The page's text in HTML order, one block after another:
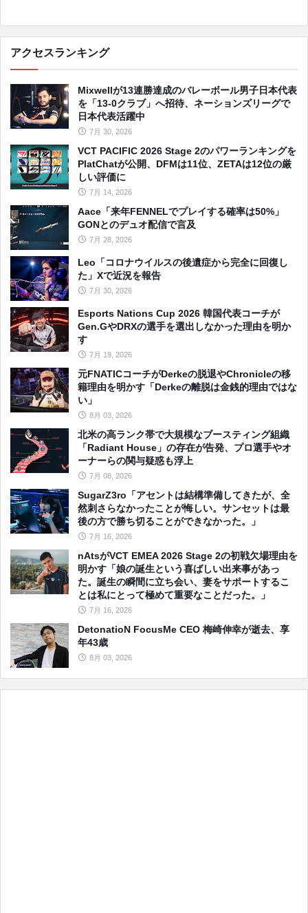
アクセスランキング
Mixwellが13連勝達成のバレーボール男子日本代表
を「13-0クラブ」へ招待、ネーションズリーグで
日本代表活躍中
7月 30, 2026
VCT PACIFIC 2026 Stage 2のパワーランキングを
PlatChatが公開、DFMは11位、ZETAは12位の厳
しい評価に
7月 14, 2026
Aace「来年FENNELでプレイする確率は50%」
GONとのデュオ配信で言及
7月 28, 2026
Leo「コロナウイルスの後遺症から完全に回復し
た」Xで近況を報告
7月 30, 2026
Esports Nations Cup 2026 韓国代表コーチが
Gen.GやDRXの選手を選出しなかった理由を明か
す
7月 19, 2026
元FNATICコーチがDerkeの脱退やChronicleの移
籍理由を明かす「Derkeの離脱は金銭的理由ではな
い」
8月 03, 2026
北米の高ランク帯で大規模なブースティング組織
「Radiant House」の存在が告発、プロ選手やオ
ーナーらの関与疑惑も浮上
7月 08, 2026
SugarZ3ro「アセントは結構準備してきたが、全
然刺さらなかったことが悔しい。サンセットは最
後の方で勝ち切ることができなかった。」
7月 16, 2026
nAtsがVCT EMEA 2026 Stage 2の初戦欠場理由を
明かす「娘の誕生という喜ばしい出来事があっ
た。誕生の瞬間に立ち会い、妻をサポートするこ
とは私にとって極めて重要なことだった。」
7月 16, 2026
DetonatioN FocusMe CEO 梅崎伸幸が逝去、享
年43歳
8月 03, 2026